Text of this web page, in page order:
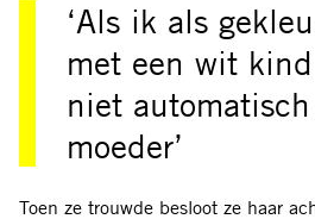
‘Als ik als
met een wit
niet
moeder’
Toen ze trouwde besloot ze haar